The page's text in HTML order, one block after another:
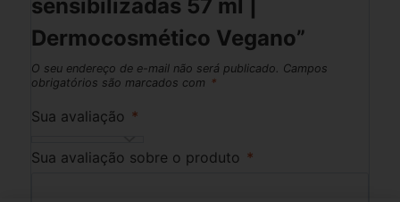
sensibilizadas 57 ml |
Dermocosmético Vegano”
O seu endereço de e-mail não será publicado.
Campos
obrigatórios são marcados com *
Sua avaliação *
Sua avaliação sobre o produto *